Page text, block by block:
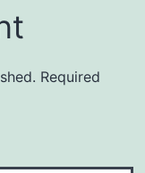
Required